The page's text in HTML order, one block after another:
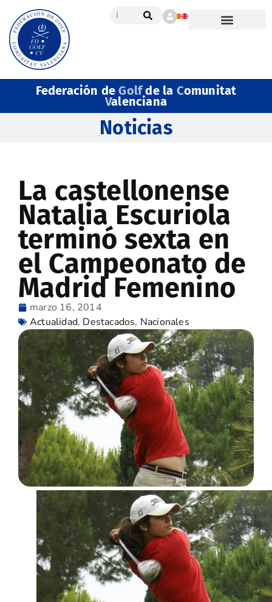
Federación deGolfde la Comunitat
Valenciana
Noticias
La castellonense
Natalia Escuriola
terminó sexta en
el Campeonato de
Madrid Femenino
marzo 16, 2014
Actualidad, Destacados, Nacionales